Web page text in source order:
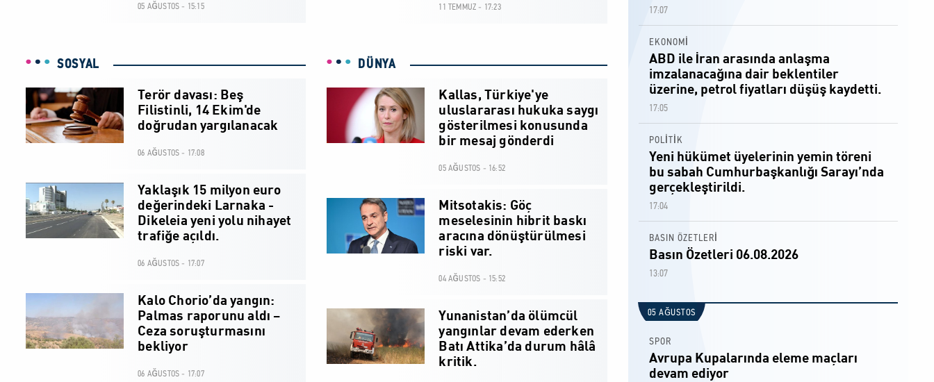
05 AĞUSTOS - 15:15 11 TEMMUZ - 17:23
SOSYAL
Terör davası: Beş
Filistinli, 14 Ekim'de
doğrudan yargılanacak
06 AĞUSTOS - 17:08
Yaklaşık 15 milyon euro
değerindeki Larnaka -
Dikeleia yeni yolu nihayet
trafiğe açıldı.
06 AĞUSTOS - 17:07
Kalo Chorio’da yangın:
Palmas raporunu aldı –
Ceza soruşturmasını
bekliyor
06 AĞUSTOS - 17:07
DÜNYA
Kallas, Türkiye'ye
uluslararası hukuka saygı
gösterilmesi konusunda
bir mesaj gönderdi
05 AĞUSTOS - 16:52
Mitsotakis: Göç
meselesinin hibrit baskı
aracına dönüştürülmesi
riski var.
04 AĞUSTOS - 15:52
Yunanistan’da ölümcül
yangınlar devam ederken
Batı Attika’da durum hâlâ
kritik.
17:07
EKONOMİ
ABD ile İran arasında anlaşma
imzalanacağına dair beklentiler
üzerine, petrol fiyatları düşüş kaydetti.
17:05
POLİTİK
Yeni hükümet üyelerinin yemin töreni
bu sabah Cumhurbaşkanlığı Sarayı’nda
gerçekleştirildi.
17:04
BASIN ÖZETLERİ
Basın Özetleri 06.08.2026
13:07
05 AĞUSTOS
SPOR
Avrupa Kupalarında eleme maçları
devam ediyor